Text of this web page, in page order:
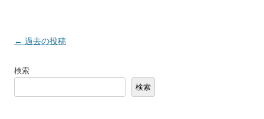
投
ナ
← 過去の投稿
検索
検索